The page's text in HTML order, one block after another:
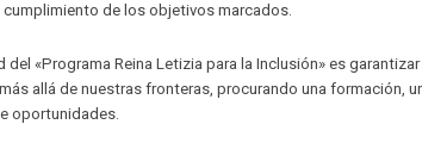
cumplimiento de los objetivos marcados.
del «Programa Reina Letizia para la Inclusión» es
allá de nuestras fronteras, procurando una
oportunidades.